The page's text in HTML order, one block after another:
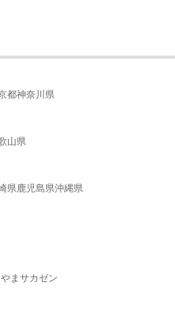
都神奈川県
山県
県鹿児島県沖縄県
ま サカゼン